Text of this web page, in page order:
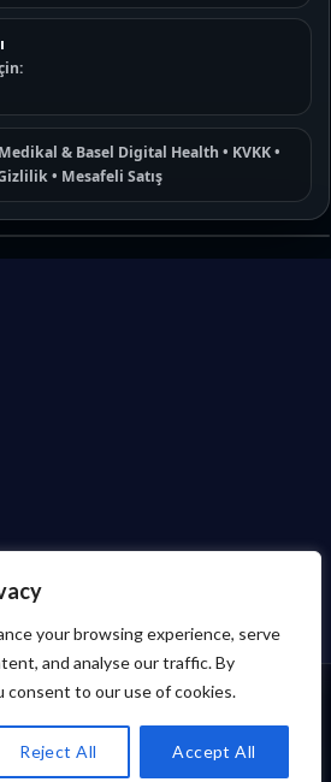
your browsing experience, serve
and analyse our traffic. By
consent to our use of cookies.
Reject All Accept All
☰
Kategoriler
Menü
☰
Kategoriler
Menü
& Basel Digital Health • KVKK•
• Mesafeli Satış